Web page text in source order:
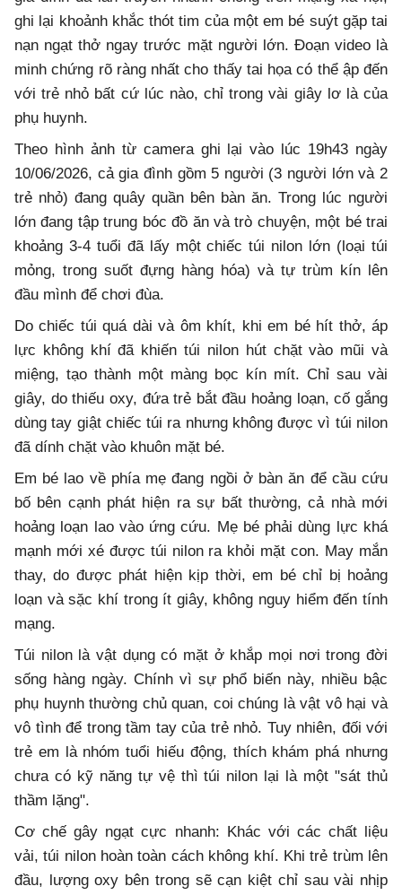
ghi lại khoảnh khắc thót tim của một em bé suýt gặp tai
nạn ngạt thở ngay trước mặt người lớn. Đoạn video là
minh chứng rõ ràng nhất cho thấy tai họa có thể ập đến
với trẻ nhỏ bất cứ lúc nào, chỉ trong vài giây lơ là của
phụ huynh.
Theo hình ảnh từ camera ghi lại vào lúc 19h43 ngày
10/06/2026, cả gia đình gồm 5 người (3 người lớn và 2
trẻ nhỏ) đang quây quần bên bàn ăn. Trong lúc người
lớn đang tập trung bóc đồ ăn và trò chuyện, một bé trai
khoảng 3-4 tuổi đã lấy một chiếc túi nilon lớn (loại túi
mỏng, trong suốt đựng hàng hóa) và tự trùm kín lên
đầu mình để chơi đùa.
Do chiếc túi quá dài và ôm khít, khi em bé hít thở, áp
lực không khí đã khiến túi nilon hút chặt vào mũi và
miệng, tạo thành một màng bọc kín mít. Chỉ sau vài
giây, do thiếu oxy, đứa trẻ bắt đầu hoảng loạn, cố gắng
dùng tay giật chiếc túi ra nhưng không được vì túi nilon
đã dính chặt vào khuôn mặt bé.
Em bé lao về phía mẹ đang ngồi ở bàn ăn để cầu cứu
bố bên cạnh phát hiện ra sự bất thường, cả nhà mới
hoảng loạn lao vào ứng cứu. Mẹ bé phải dùng lực khá
mạnh mới xé được túi nilon ra khỏi mặt con. May mắn
thay, do được phát hiện kịp thời, em bé chỉ bị hoảng
loạn và sặc khí trong ít giây, không nguy hiểm đến tính
mạng.
Túi nilon là vật dụng có mặt ở khắp mọi nơi trong đời
sống hàng ngày. Chính vì sự phổ biến này, nhiều bậc
phụ huynh thường chủ quan, coi chúng là vật vô hại và
vô tình để trong tầm tay của trẻ nhỏ. Tuy nhiên, đối với
trẻ em là nhóm tuổi hiếu động, thích khám phá nhưng
chưa có kỹ năng tự vệ thì túi nilon lại là một "sát thủ
thầm lặng".
Cơ chế gây ngạt cực nhanh: Khác với các chất liệu
vải, túi nilon hoàn toàn cách không khí. Khi trẻ trùm lên
đầu, lượng oxy bên trong sẽ cạn kiệt chỉ sau vài nhịp